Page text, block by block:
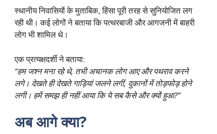
स्थानीय निवासियों के मुताबिक, हिंसा पूरी तरह से सुनियोजित लग
रही थी। कई लोगों ने बताया कि पत्थरबाजी और आगजनी में बाहरी
लोग भी शामिल थे।
एक प्रत्यक्षदर्शी ने बताया:
“हम जश्न मना रहे थे, तभी अचानक लोग आए और पथराव करने
लगे। देखते ही देखते गाड़ियां जलने लगीं, दुकानों में तोड़फोड़ होने
लगी। हमें समझ ही नहीं आया कि ये सब कैसे और क्यों हुआ?”
अब आगे क्या?